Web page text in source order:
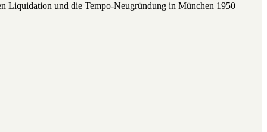
Liquidation und die Tempo-Neugründung in München 1950